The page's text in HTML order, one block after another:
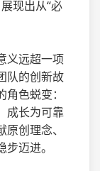
现出从“必
义远超一项
队的创新故
色蜕变：
成长为可靠
创理念、
迈进。